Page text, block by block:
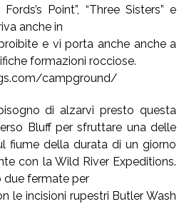
Point”, “Three Sisters” e
anche in
e vi porta anche anche a
formazioni rocciose.
campground/
di alzarvi presto questa
Bluff per sfruttare una delle
fiume della durata di un giorno
con la Wild River Expeditions.
due fermate per
le incisioni rupestri Butler Wash